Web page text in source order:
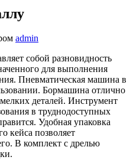
admin
собой разновидность
для выполнения
Пневматическая машина в
Бормашина отлично
деталей. Инструмент
в труднодоступных
Удобная упаковка
кейса позволяет
В комплект с дрелью